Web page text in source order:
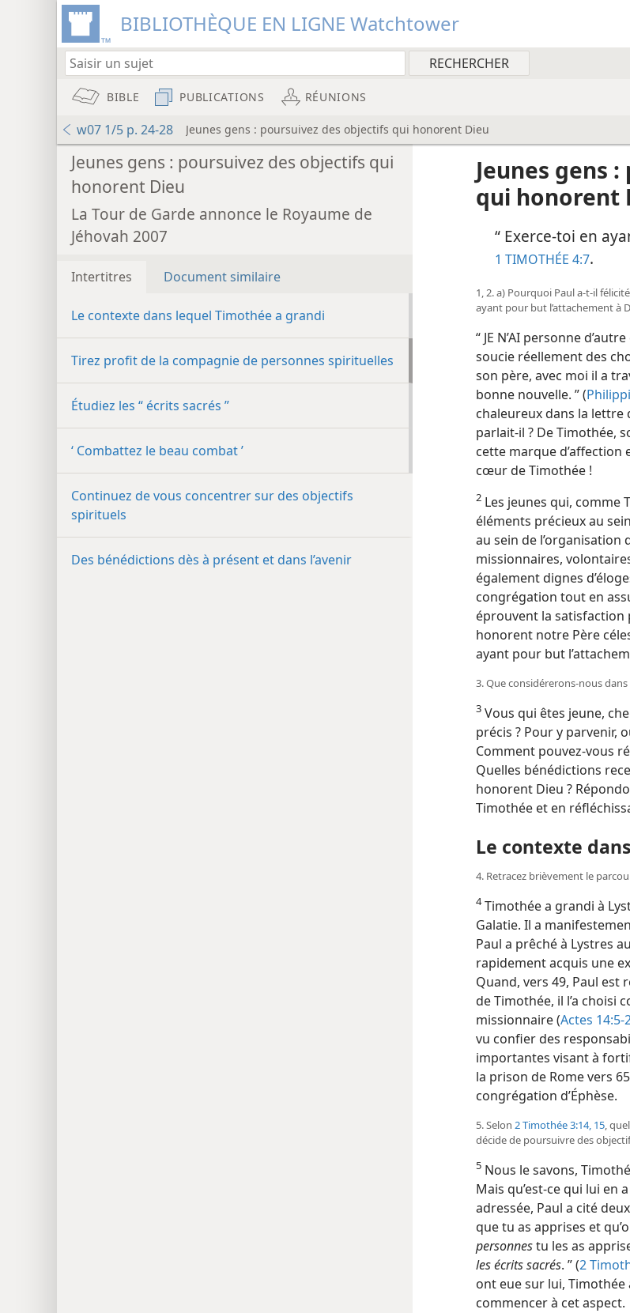
BIBLIOTHÈQUE EN LIGNE Watchtower
BIBLE PUBLICATIONS RÉUNIONS
w07 1/5 p. 24-28 Jeunes gens : poursuivez des objectifs qui honorent Dieu
Jeunes gens : poursuivez des objectifs qui
honorent Dieu
La Tour de Garde annonce le Royaume de
Jéhovah 2007
Intertitres Document similaire
Le contexte dans lequel Timothée a grandi
Tirez profit de la compagnie de personnes spirituelles
Étudiez les “ écrits sacrés ”
‘ Combattez le beau combat ’
Continuez de vous concentrer sur des objectifs
spirituels
Des bénédictions dès à présent et dans l’avenir
Jeunes gens
qui honorent
“ Exerce-​toi en
1 TIMOTHÉE 4:7.
1, 2. a) Pourquoi Paul a-​t-​il
ayant pour but l’attachement à
“ JE N’AI personne
soucie réellement des
son père, avec moi il a
bonne nouvelle. ” (
chaleureux dans la lettre
parlait-​il ? De Timothée,
cette marque d’affection
cœur de Timothée !
2 Les jeunes qui,
éléments précieux au
au sein de l’organisation
missionnaires,
également dignes
congrégation tout en
éprouvent la satisfaction
honorent notre Père
ayant pour but
3. Que considérerons-​nous dans
3 Vous qui êtes jeune,
précis ? Pour y parvenir,
Comment pouvez-​vous
Quelles bénédictions
honorent Dieu ?
Timothée et en
Le contexte
4. Retracez brièvement le
4Timothée a grandi à
Galatie. Il a
Paul a prêché à Lystres
rapidement acquis une
Quand, vers 49, Paul est
de Timothée, il l’a choisi
missionnaire (Actes 14:5-
vu confier des
importantes visant à
la prison de Rome vers
congrégation d’Éphèse.
5. Selon 2 Timothée 3:14, 15,
décide de poursuivre des
5 Nous le savons,
Mais qu’est-​ce qui lui en
adressée, Paul a cité
que tu as apprises et
personnestu les as
les écrits sacrés. ” (2
ont eue sur lui,
commencer à cet aspect.